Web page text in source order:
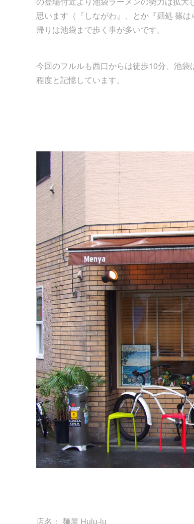
思います（『しながわ』、とか『麺処 篠
帰りは池袋まで歩く事が多いです。
今回のフルルも西口からは徒歩10分、池
程度と記憶しています。
店名： 麺屋 Hulu-lu